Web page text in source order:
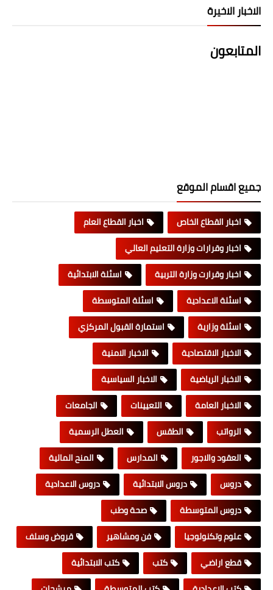
الاخبار الاخيرة
المتابعون
جميع اقسام الموقع
اخبار القطاع الخاص
اخبار القطاع العام
اخبار وقرارات وزارة التعليم العالي
اخبار وقرارت وزارة التربية
اسئلة الابتدائية
اسئلة الاعدادية
اسئلة المتوسطة
اسئلة وزارية
استمارة القبول المركزي
الاخبار الاقتصادية
الاخبار الامنية
الاخبار الرياضية
الاخبار السياسية
الاخبار العامة
التعيينات
الجامعات
الرواتب
الطقس
العطل الرسمية
العقود والاجور
المدارس
المنح المالية
دروس
دروس الابتدائية
دروس الاعدادية
دروس المتوسطة
صحة وطب
علوم وتكنولوجيا
فن ومشاهير
قروض وسلف
قطع اراضي
كتب
كتب الابتدائية